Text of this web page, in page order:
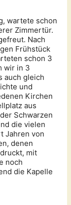
wartete schon
Zimmertür.
Nach
Frühstück
schon 3
wir in 3
auch gleich
und
Kirchen
aus
Schwarzen
die vielen
Jahren von
denen
mit
noch
die Kapelle